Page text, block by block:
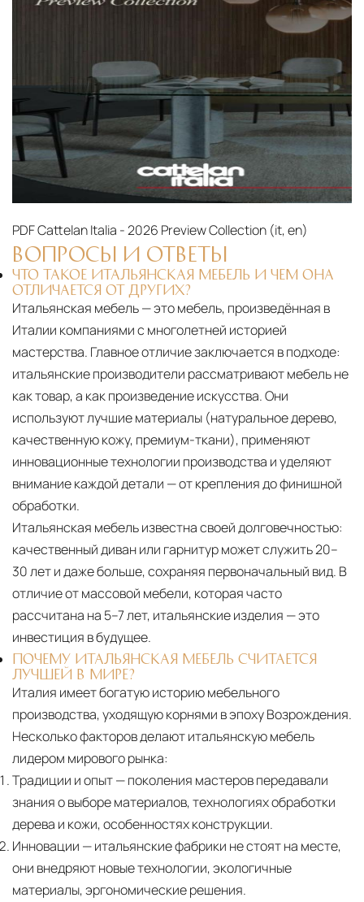
PDFCattelan Italia - 2026 Preview Collection (it, en)‎
ВОПРОСЫ И ОТВЕТЫ
ЧТО ТАКОЕ ИТАЛЬЯНСКАЯ МЕБЕЛЬ И ЧЕМ ОНА
ОТЛИЧАЕТСЯ ОТ ДРУГИХ?
Итальянская мебель — это мебель, произведённая в
Италии компаниями с многолетней историей
мастерства. Главное отличие заключается в подходе:
итальянские производители рассматривают мебель не
как товар, а как произведение искусства. Они
используют лучшие материалы (натуральное дерево,
качественную кожу, премиум-ткани), применяют
инновационные технологии производства и уделяют
внимание каждой детали — от крепления до финишной
обработки.
Итальянская мебель известна своей долговечностью:
качественный диван или гарнитур может служить 20–
30 лет и даже больше, сохраняя первоначальный вид. В
отличие от массовой мебели, которая часто
рассчитана на 5–7 лет, итальянские изделия — это
инвестиция в будущее.
ПОЧЕМУ ИТАЛЬЯНСКАЯ МЕБЕЛЬ СЧИТАЕТСЯ
ЛУЧШЕЙ В МИРЕ?
Италия имеет богатую историю мебельного
производства, уходящую корнями в эпоху Возрождения.
Несколько факторов делают итальянскую мебель
лидером мирового рынка:
Традиции и опыт— поколения мастеров передавали
знания о выборе материалов, технологиях обработки
дерева и кожи, особенностях конструкции.
Инновации — итальянские фабрики не стоят на месте,
они внедряют новые технологии, экологичные
материалы, эргономические решения.